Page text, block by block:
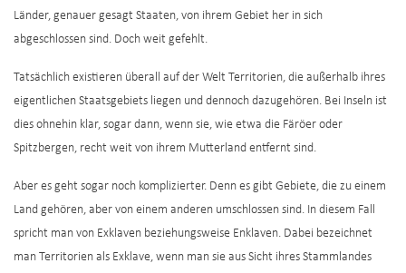
Länder, genauer gesagt Staaten, von ihrem Gebiet her in sich
abgeschlossen sind. Doch weit gefehlt.
Tatsächlich existieren überall auf der Welt Territorien, die außerhalb ihres
eigentlichen Staatsgebiets liegen und dennoch dazugehören. Bei Inseln ist
dies ohnehin klar, sogar dann, wenn sie, wie etwa die Färöer oder
Spitzbergen, recht weit von ihrem Mutterland entfernt sind.
Aber es geht sogar noch komplizierter. Denn es gibt Gebiete, die zu einem
Land gehören, aber von einem anderen umschlossen sind. In diesem Fall
spricht man von Exklaven beziehungsweise Enklaven. Dabei bezeichnet
man Territorien als Exklave, wenn man sie aus Sicht ihres Stammlandes